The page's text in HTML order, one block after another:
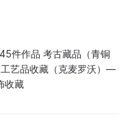
件作品 考古藏品（青铜
艺品收藏（克麦罗沃）—
收藏